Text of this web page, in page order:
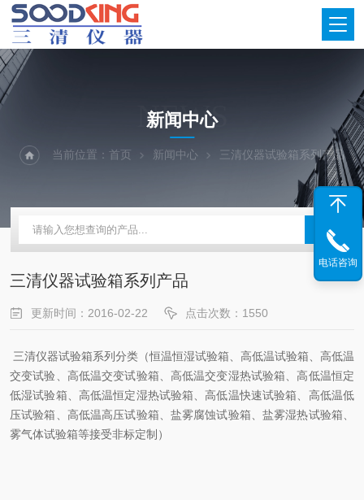
NEWS
新闻中心
当前位置： 首页 新闻中心 三清仪器试验箱系列产品
三清仪器试验箱系列产品
更新时间：2016-02-22 点击次数：1550
三清仪器试验箱系列分类（恒温恒湿试验箱、高低温试验箱、高低温
交变试验、高低温交变试验箱、高低温交变湿热试验箱、高低温恒定
低湿试验箱、高低温恒定湿热试验箱、高低温快速试验箱、高低温低
压试验箱、高低温高压试验箱、盐雾腐蚀试验箱、盐雾湿热试验箱、
雾气体试验箱等接受非标定制）
电话咨询